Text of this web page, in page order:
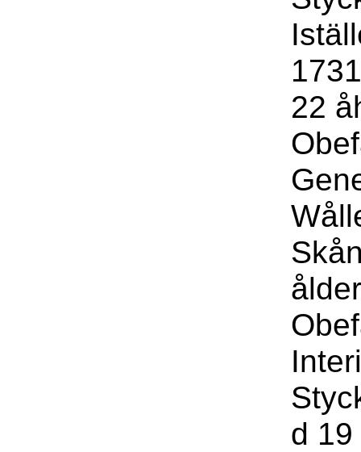
22
d